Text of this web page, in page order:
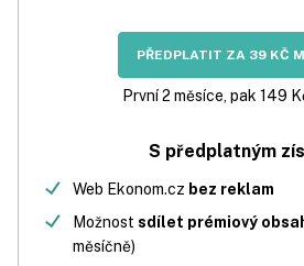
PŘEDPLATIT ZA 39 KČ
První 2 měsíce, pak 149
S předplatným
Web Ekonom.cz bez reklam
Možnost sdílet prémiový
měsíčně)